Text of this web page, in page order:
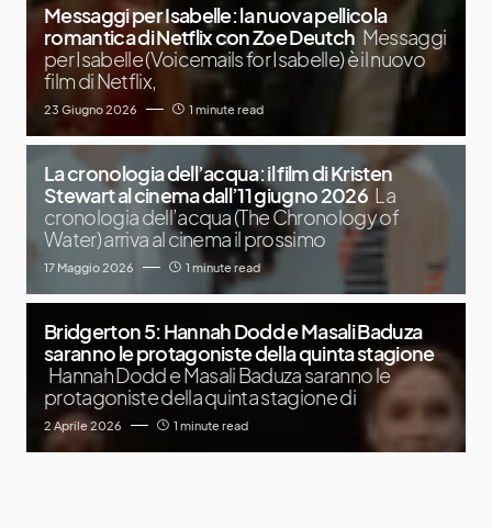
Messaggi per Isabelle: la nuova pellicola
romantica di Netflix con Zoe Deutch Messaggi
per Isabelle (Voicemails for Isabelle) è il nuovo
film di Netflix,
23 Giugno 2026 1 minute read
La cronologia dell’acqua: il film di Kristen
Stewart al cinema dall’11 giugno 2026 La
cronologia dell’acqua (The Chronology of
Water) arriva al cinema il prossimo
17 Maggio 2026 1 minute read
Bridgerton 5: Hannah Dodd e Masali Baduza
saranno le protagoniste della quinta stagione
Hannah Dodd e Masali Baduza saranno le
protagoniste della quinta stagione di
2 Aprile 2026 1 minute read